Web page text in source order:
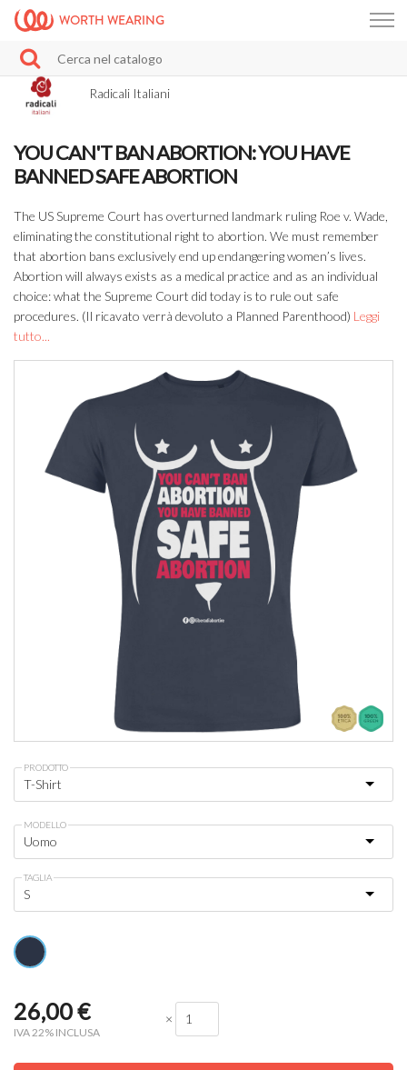
WORTH WEARING
Radicali Italiani
YOU CAN'T BAN ABORTION: YOU HAVE
BANNED SAFE ABORTION
The US Supreme Court has overturned landmark ruling Roe v. Wade,
eliminating the constitutional right to abortion. We must remember
that abortion bans exclusively end up endangering women’s lives.
Abortion will always exists as a medical practice and as an individual
choice: what the Supreme Court did today is to rule out safe
procedures. (Il ricavato verrà devoluto a Planned Parenthood) Leggi
tutto...
PRODOTTO
MODELLO
TAGLIA
26,00€
IVA 22% INCLUSA
×